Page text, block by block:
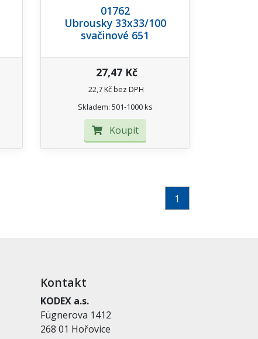
01762
Ubrousky 33x33/100
svačinové 651
27,47 Kč
22,7 Kč bez DPH
Skladem: 501-1000 ks
Koupit
1
Kontakt
KODEX a.s.
Fügnerova 1412
268 01 Hořovice